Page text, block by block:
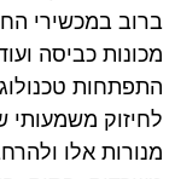
ברוב במכשירי
מכונות כביסה
לחיזוק
מנורות אלו